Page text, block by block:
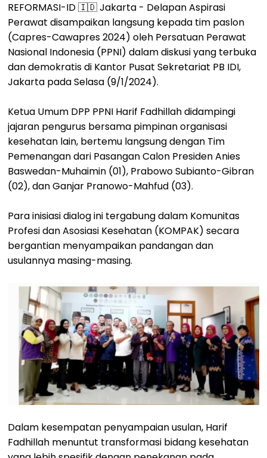
REFORMASI-ID 🇮🇩 Jakarta - Delapan Aspirasi
Perawat disampaikan langsung kepada tim paslon
(Capres-Cawapres 2024) oleh Persatuan Perawat
Nasional Indonesia (PPNI) dalam diskusi yang terbuka
dan demokratis di Kantor Pusat Sekretariat PB IDI,
Jakarta pada Selasa (9/1/2024).
Ketua Umum DPP PPNI Harif Fadhillah didampingi
jajaran pengurus bersama pimpinan organisasi
kesehatan lain, bertemu langsung dengan Tim
Pemenangan dari Pasangan Calon Presiden Anies
Baswedan-Muhaimin (01), Prabowo Subianto-Gibran
(02), dan Ganjar Pranowo-Mahfud (03).
Para inisiasi dialog ini tergabung dalam Komunitas
Profesi dan Asosiasi Kesehatan (KOMPAK) secara
bergantian menyampaikan pandangan dan
usulannya masing-masing.
Dalam kesempatan penyampaian usulan, Harif
Fadhillah menuntut transformasi bidang kesehatan